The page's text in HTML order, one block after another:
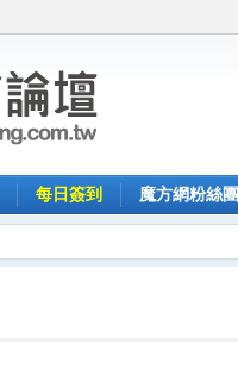
每日簽到 魔方網粉絲團